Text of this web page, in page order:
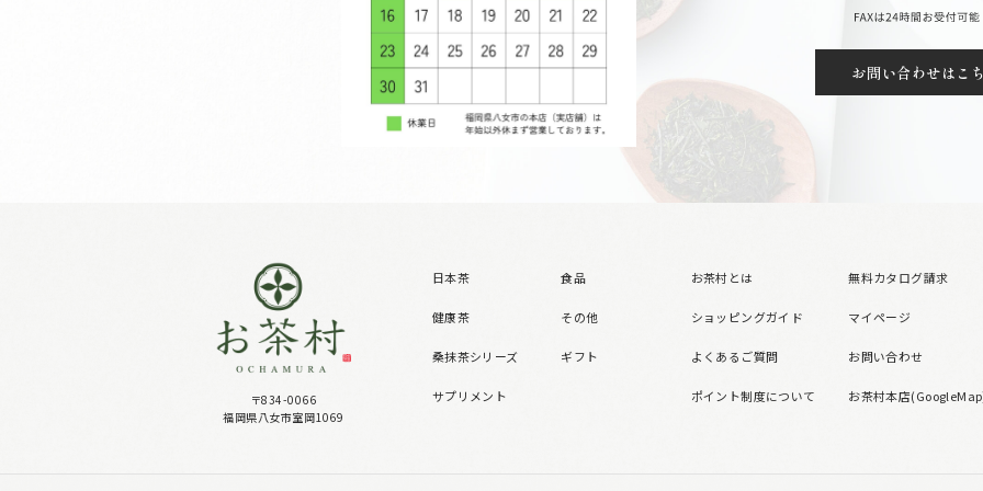
お問い合わせはこ
〒834-0066
福岡県八女市室岡1069
日本茶
健康茶
桑抹茶シリーズ
サプリメント
食品
その他
ギフト
お茶村とは
ショッピングガイド
よくあるご質問
ポイント制度について
無料カタログ請求
マイページ
お問い合わせ
お茶村本店